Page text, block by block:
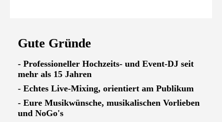
Gute Gründe
- Professioneller Hochzeits- und Event-DJ seit
mehr als 15 Jahren
- Echtes Live-Mixing, orientiert am Publikum
- Eure Musikwünsche, musikalischen Vorlieben
und NoGo's